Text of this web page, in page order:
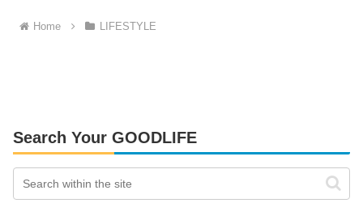
Home LIFESTYLE
Search Your GOODLIFE